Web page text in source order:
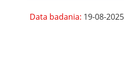
Data badania: 19-08-2025